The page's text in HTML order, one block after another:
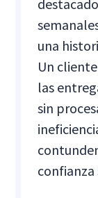
una
Un
las
sin
confianza